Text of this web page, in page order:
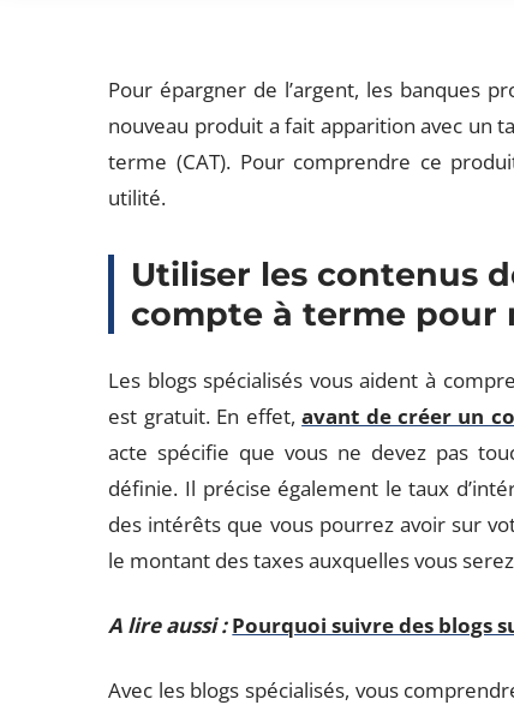
Pour épargner de l’argent, les banques
nouveau produit a fait apparition avec un
terme (CAT). Pour comprendre ce
utilité.
Utiliser les contenus
compte à terme pour
Les blogs spécialisés vous aident à
est gratuit. En effet,avant de créer un
acte spécifie que vous ne devez pas
définie. Il précise également le taux
des intérêts que vous pourrez avoir sur
le montant des taxes auxquelles vous
A lire aussi : Pourquoi suivre des blogs
Avec les blogs spécialisés, vous